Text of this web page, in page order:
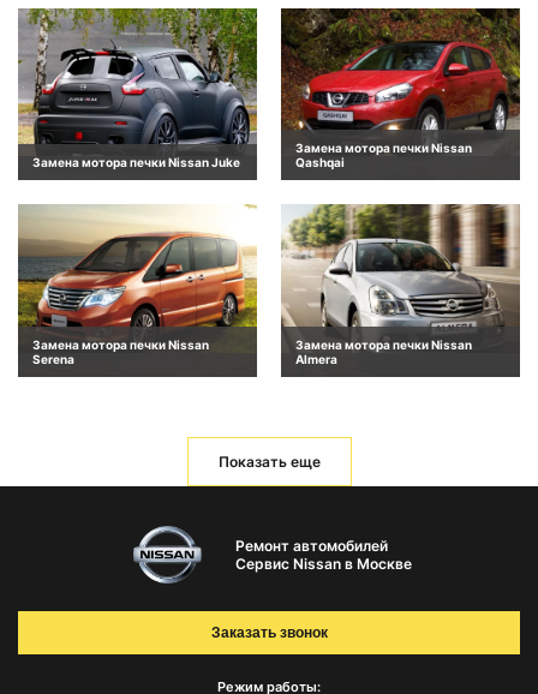
Замена мотора печки Nissan Juke
Замена мотора печки Nissan
Qashqai
Замена мотора печки Nissan
Serena
Замена мотора печки Nissan
Almera
Показать еще
Ремонт автомобилей
Сервис Nissan в Москве
Режим работы:
Заказать звонок